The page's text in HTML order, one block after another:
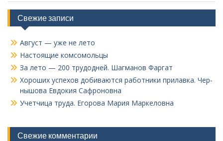
Свежие записи
Август — уже не лето
Настоящие комсомольцы
За лето — 200 трудодней. Шагманов Фаргат
Хороших успехов добиваются работники прилавка. Чер­
нышова Евдокия Сафроновна
Учетчица труда. Его­рова Мария Маркеловна
Свежие комментарии